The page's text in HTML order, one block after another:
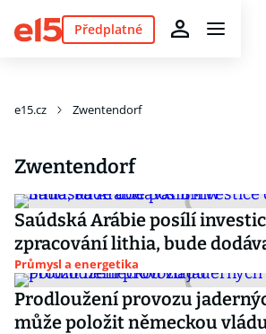
Předplatné
e15.cz Zwentendorf
Zwentendorf
Saúdská Arábie posílí
zpracování lithia, bude
Průmysl a energetika
Prodloužení provozu
může položit německou